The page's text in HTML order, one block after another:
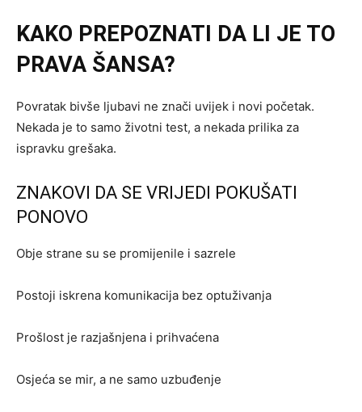
KAKO PREPOZNATI DA LI JE TO
PRAVA ŠANSA?
Povratak bivše ljubavi ne znači uvijek i novi početak.
Nekada je to samo životni test, a nekada prilika za
ispravku grešaka.
ZNAKOVI DA SE VRIJEDI POKUŠATI
PONOVO
Obje strane su se promijenile i sazrele
Postoji iskrena komunikacija bez optuživanja
Prošlost je razjašnjena i prihvaćena
Osjeća se mir, a ne samo uzbuđenje